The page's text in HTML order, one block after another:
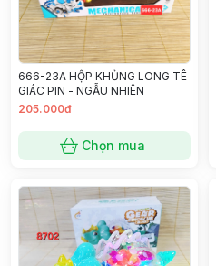
666-23A HỘP KHỦNG LONG TÊ
GIÁC PIN - NGẪU NHIÊN
205.000đ
Chọn mua